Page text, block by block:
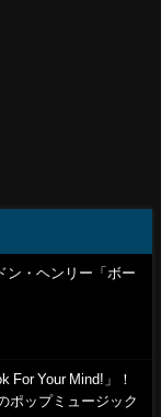
ン・ヘンリー「ボー
For Your Mind!」！
ポップミュージック